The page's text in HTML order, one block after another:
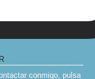
conmigo, pulsa